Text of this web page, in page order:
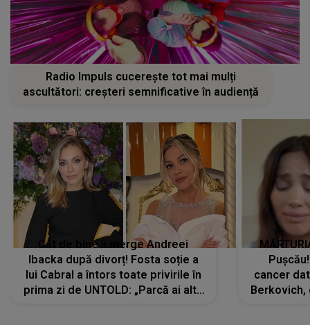
Radio Impuls cucerește tot mai mulți
ascultători: creșteri semnificative în audiență
Cât de bine îi merge Andreei
Ibacka după divorț! Fosta soție a
lui Cabral a întors toate privirile în
prima zi de UNTOLD: „Parcă ai altă
cancer
Berkovich,